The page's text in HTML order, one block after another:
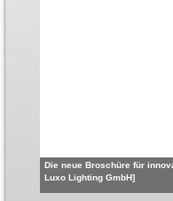
Die neue Broschüre für
Luxo Lighting GmbH]